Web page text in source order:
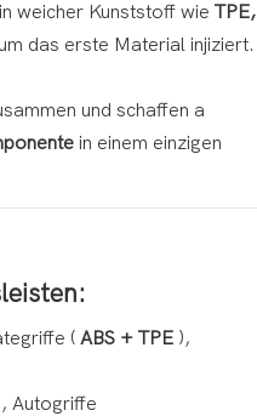
weicher Kunststoff wieTPE,
das erste Material injiziert.
und schaffen a
in einem einzigen
(ABS + TPE ),
Autogriffe